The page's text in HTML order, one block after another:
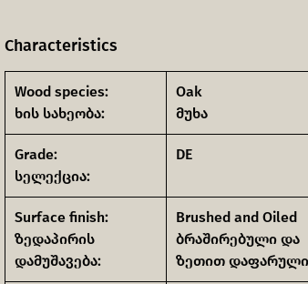
Characteristics
Wood species:
ხის სახეობა:
Oak
მუხა
Grade:
სელექცია:
DE
Surface finish:
ზედაპირის
დამუშავება:
Brushed and Oiled
ბრაშირებული და
ზეთით დაფარული